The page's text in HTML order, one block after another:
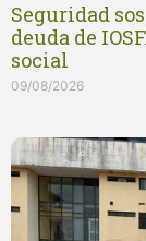
Seguridad
deuda de
social
09/08/2026